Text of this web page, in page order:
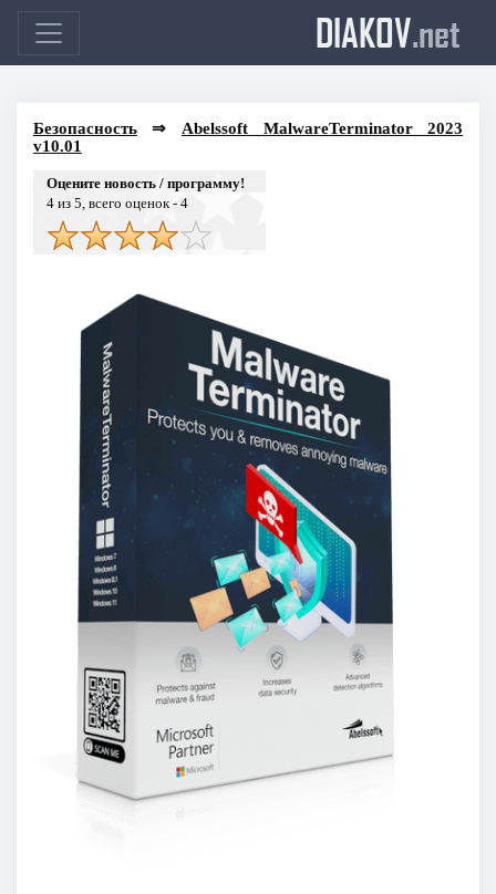
DIAKOV.net
Безопасность⇒ Abelssoft MalwareTerminator 2023
v10.01
Оцените новость / программу!
4из 5, всего оценок - 4